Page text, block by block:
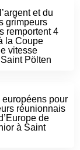
et du
grimpeurs
remportent 4
la Coupe
vitesse
Pölten
européens pour
réunionnais
de
à Saint